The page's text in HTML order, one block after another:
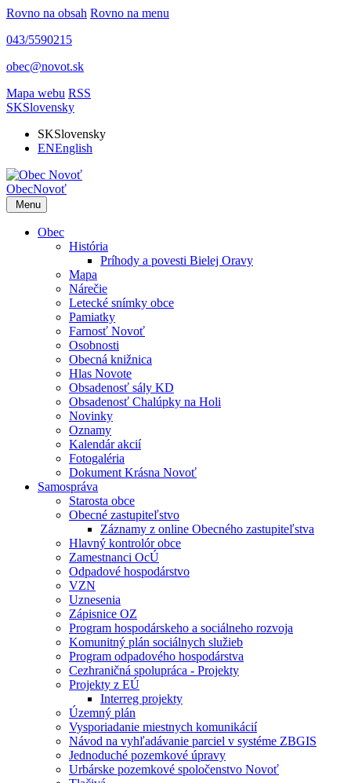
Rovno na obsah Rovno na menu
043/5590215
obec@novot.sk
Mapa webu RSS
SKSlovensky
SKSlovensky
ENEnglish
ObecNovoť
Menu
Obec
História
Príhody a povesti Bielej Oravy
Mapa
Nárečie
Letecké snímky obce
Pamiatky
Farnosť Novoť
Osobnosti
Obecná knižnica
Hlas Novote
Obsadenosť sály KD
Obsadenosť Chalúpky na Holi
Novinky
Oznamy
Kalendár akcií
Fotogaléria
Dokument Krásna Novoť
Samospráva
Starosta obce
Obecné zastupiteľstvo
Záznamy z online Obecného zastupiteľstva
Hlavný kontrolór obce
Zamestnanci OcÚ
Odpadové hospodárstvo
VZN
Uznesenia
Zápisnice OZ
Program hospodárskeho a sociálneho rozvoja
Komunitný plán sociálnych služieb
Program odpadového hospodárstva
Cezhraničná spolupráca - Projekty
Projekty z EÚ
Interreg projekty
Územný plán
Vysporiadanie miestnych komunikácií
Návod na vyhľadávanie parciel v systéme ZBGIS
Jednoduché pozemkové úpravy
Urbárske pozemkové spoločenstvo Novoť